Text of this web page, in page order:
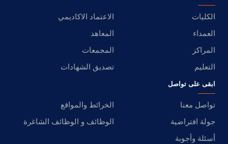
الكليات
الاعتماد الاكاديمي
العمداء
المعاهد
المراكز
المجمعات
التعليم
تصديق الشهادات
ابقى على تواصل
تواصل معنا
الخرائط والمواقع
جولة افتراضية
الوظائف و الوظائف الشاغرة
أسئلة وأجوبة